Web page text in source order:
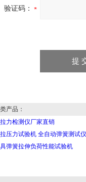
验证码：
产品：
力检测仪厂家直销
压力试验机 全自动弹簧测试仪
弹簧拉伸负荷性能试验机